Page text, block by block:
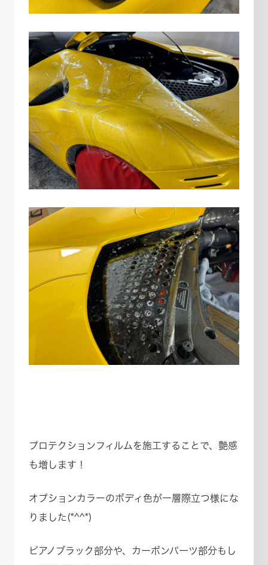
プロテクションフィルムを施工することで、艶感
も増します！
オプションカラーのボディ色が一層際立つ様にな
りました(*^^*)
ピアノブラック部分や、カーボンパーツ部分もし